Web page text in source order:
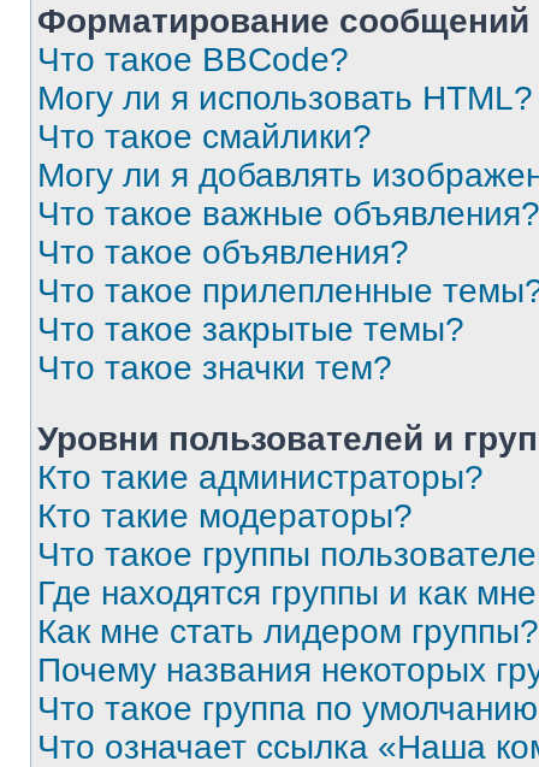
Форматирование
Что такое BBCode?
Могу ли я использовать HTML?
Что такое смайлики?
Могу ли я добавлять
Что такое важные объявления?
Что такое объявления?
Что такое прилепленные
Что такое закрытые темы?
Что такое значки тем?
Уровни пользователей и
Кто такие администраторы?
Кто такие модераторы?
Что такое группы
Где находятся группы и как
Как мне стать лидером группы?
Почему названия некоторых
Что такое группа по
Что означает ссылка «Наша